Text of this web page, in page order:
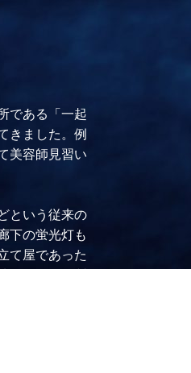
である「一起
きました。例
美容師見習い
という従来の
下の蛍光灯も
て屋であった